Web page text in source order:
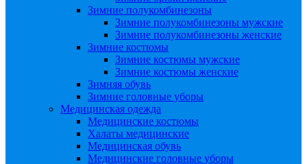
Зимние полукомбинезоны
Зимние полукомбинезоны мужские
Зимние полукомбинезоны женские
Зимние костюмы
Зимние костюмы мужские
Зимние костюмы женские
Зимняя обувь
Зимние головные уборы
Медицинская одежда
Медицинские костюмы
Халаты медицинские
Медицинская обувь
Медицинские головные уборы